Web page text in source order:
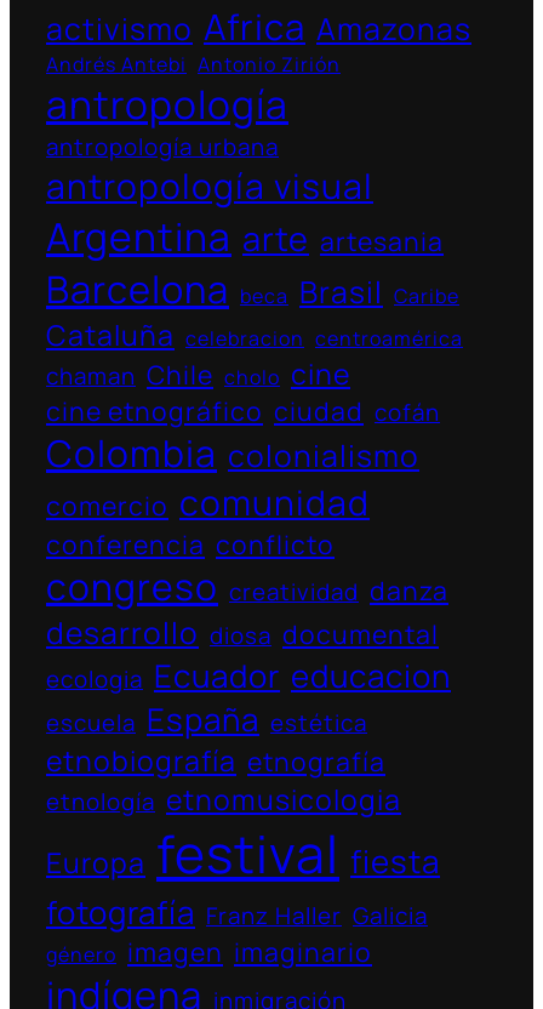
activismo Africa Amazonas
Andrés Antebi Antonio Zirión
antropología
antropología urbana
antropología visual
Argentina arte artesania
Barcelona beca Brasil Caribe
Cataluña celebracion centroamérica
chaman Chile cholo cine
cine etnográfico ciudad cofán
Colombia colonialismo
comercio comunidad
conferencia conflicto
congreso creatividad danza
desarrollo diosa documental
ecologia Ecuador educacion
escuela España estética
etnobiografía etnografía
etnología etnomusicologia
Europa festival fiesta
fotografía Franz Haller Galicia
género imagen imaginario
indígena inmigración